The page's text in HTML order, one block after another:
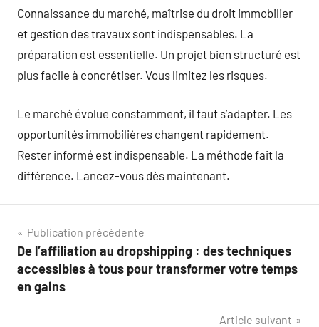
Connaissance du marché, maîtrise du droit immobilier
et gestion des travaux sont indispensables. La
préparation est essentielle. Un projet bien structuré est
plus facile à concrétiser. Vous limitez les risques.
Le marché évolue constamment, il faut s’adapter. Les
opportunités immobilières changent rapidement.
Rester informé est indispensable. La méthode fait la
différence. Lancez-vous dès maintenant.
Navigation
de
l’article
Publication précédente
De l’affiliation au dropshipping : des techniques
accessibles à tous pour transformer votre temps
en gains
Article suivant